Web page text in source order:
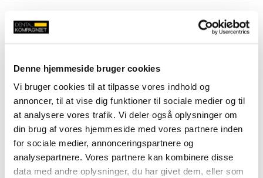
Denne hjemmeside bruger cookies
Vi bruger cookies til at tilpasse vores indhold og
annoncer, til at vise dig funktioner til sociale medier og til
at analysere vores trafik. Vi deler også oplysninger om
din brug af vores hjemmeside med vores partnere inden
for sociale medier, annonceringspartnere og
analysepartnere. Vores partnere kan kombinere disse
data med andre oplysninger, du har givet dem, eller som